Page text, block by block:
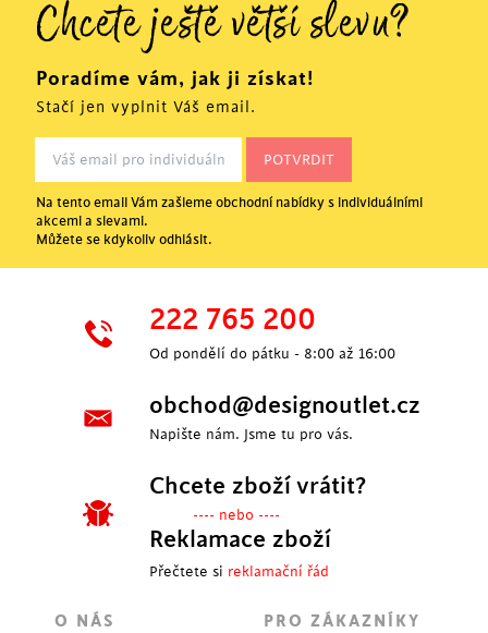
Chcete ještě větší slevu?
Poradíme vám, jak ji získat!
Stačí jen vyplnit Váš email.
Na tento email Vám zašleme obchodní nabídky s individuálními
akcemi a slevami.
Můžete se kdykoliv odhlásit.
222 765 200
Od pondělí do pátku - 8:00 až 16:00
obchod@designoutlet.cz
Napište nám. Jsme tu pro vás.
Chcete zboží vrátit?
---- nebo ----
Reklamace zboží
Přečtete si reklamační řád
O NÁS PRO ZÁKAZNÍKY